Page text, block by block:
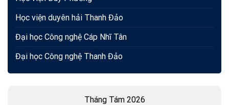
Học viện duyên hải Thanh Đảo
Đại học Công nghệ Cáp Nhĩ Tân
Đại học Công nghệ Thanh Đảo
Tháng Tám 2026